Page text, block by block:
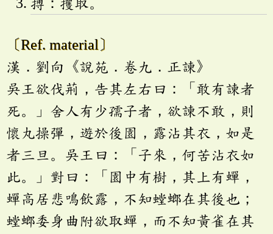
〔Ref. material〕
漢．劉向《說苑．卷九．正諫》
吳王欲伐荊，告其左右曰：「敢有諫者
死。」舍人有少孺子者，欲諫不敢，則
懷丸操彈，遊於後園，露沾其衣，如是
者三旦。吳王曰：「子來，何苦沾衣如
此。」對曰：「園中有樹，其上有蟬，
蟬高居悲鳴飲露，不知螳螂在其後也；
螳螂委身曲附欲取蟬，而不知黃雀在其